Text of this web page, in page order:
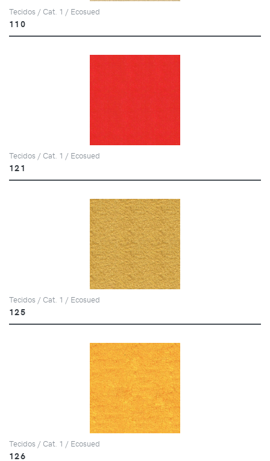
Tecidos / Cat. 1 / Ecosued
110
Tecidos / Cat. 1 / Ecosued
121
Tecidos / Cat. 1 / Ecosued
125
Tecidos / Cat. 1 / Ecosued
126